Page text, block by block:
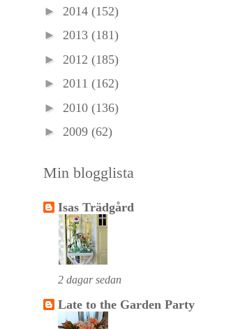
► 2014 (152)
► 2013 (181)
► 2012 (185)
► 2011 (162)
► 2010 (136)
► 2009 (62)
Min blogglista
Isas Trädgård
2 dagar sedan
Late to the Garden Party